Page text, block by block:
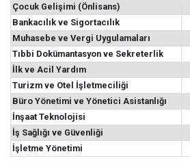
Çocuk Gelişimi (Önlisans)
Bankacılık ve Sigortacılık
Muhasebe ve Vergi Uygulamaları
Tıbbi Dokümantasyon ve Sekreterlik
İlk ve Acil Yardım
Turizm ve Otel İşletmeciliği
Büro Yönetimi ve Yönetici Asistanlığı
İnşaat Teknolojisi
İş Sağlığı ve Güvenliği
İşletme Yönetimi